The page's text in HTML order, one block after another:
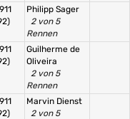
Philipp Sager
2 von 5
Rennen
Guilherme de
Oliveira
2 von 5
Rennen
Marvin Dienst
2 von 5